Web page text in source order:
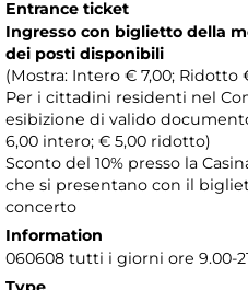
Entrance ticket
Ingresso con biglietto della
dei posti disponibili
(Mostra: Intero € 7,00; Ridotto
Per i cittadini residenti nel
esibizione di valido
6,00 intero; € 5,00 ridotto)
Sconto del 10% presso la
che si presentano con il
concerto
Information
060608 tutti i giorni ore 9.00-